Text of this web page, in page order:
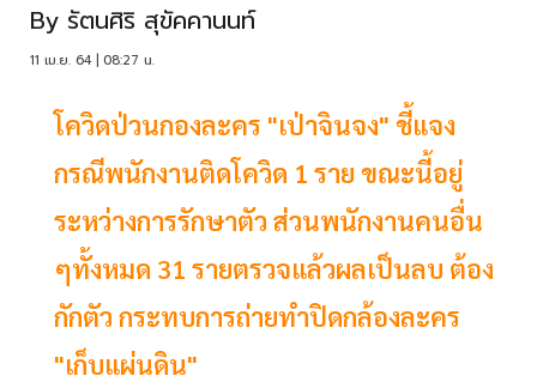
By รัตนศิริ สุขัคคานนท์
11 เม.ย. 64 | 08:27 น.
โควิดป่วนกองละคร "เป่าจินจง" ชี้แจง
กรณีพนักงานติดโควิด 1 ราย ขณะนี้อยู่
ระหว่างการรักษาตัว ส่วนพนักงานคนอื่น
ๆทั้งหมด 31 รายตรวจแล้วผลเป็นลบ ต้อง
กักตัว กระทบการถ่ายทำปิดกล้องละคร
"เก็บแผ่นดิน"